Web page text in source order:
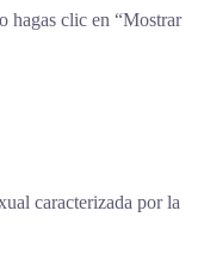
hagas clic en “Mostrar
caracterizada por la